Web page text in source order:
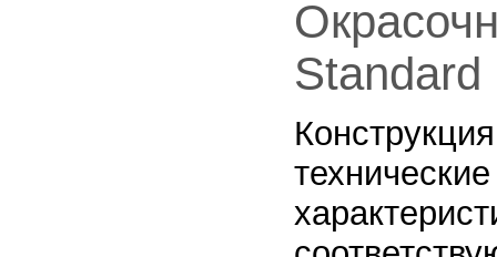
Standard
технические